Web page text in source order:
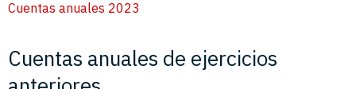
Cuentas anuales 2023
Cuentas anuales de ejercicios